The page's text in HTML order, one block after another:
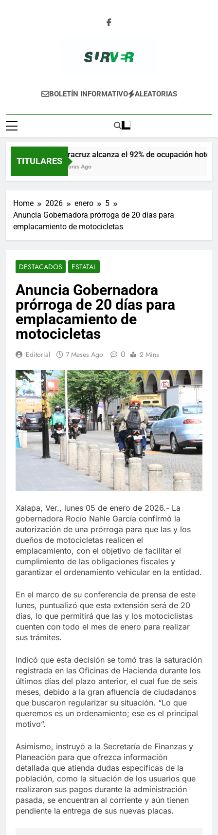
SURVER
BOLETÍN INFORMATIVO ALEATORIAS
TITULARES
Veracruz alcanza el 92% de ocupación
9 Horas Ago
Home 2026 enero
5
Anuncia Gobernadora prórroga de 20 días para
emplacamiento de motocicletas
DESTACADOS ESTATAL
Anuncia Gobernadora
prórroga de 20 días para
emplacamiento de
motocicletas
Editorial 7 Meses Ago 0 2 Mins
Xalapa, Ver., lunes 05 de enero de 2026.- La
gobernadora Rocío Nahle García confirmó la
autorización de una prórroga para que las y los
dueños de motocicletas realicen el
emplacamiento, con el objetivo de facilitar el
cumplimiento de las obligaciones fiscales y
garantizar el ordenamiento vehicular en la entidad.
En el marco de su conferencia de prensa de este
lunes, puntualizó que esta extensión será de 20
días, lo que permitirá que las y los motociclistas
cuenten con todo el mes de enero para realizar
sus trámites.
Indicó que esta decisión se tomó tras la saturación
registrada en las Oficinas de Hacienda durante los
últimos días del plazo anterior, el cual fue de seis
meses, debido a la gran afluencia de ciudadanos
que buscaron regularizar su situación. “Lo que
queremos es un ordenamiento; ese es el principal
motivo”.
Asimismo, instruyó a la Secretaría de Finanzas y
Planeación para que ofrezca información
detallada que atienda dudas específicas de la
población, como la situación de los usuarios que
realizaron sus pagos durante la administración
pasada, se encuentran al corriente y aún tienen
pendiente la entrega de sus nuevas placas.